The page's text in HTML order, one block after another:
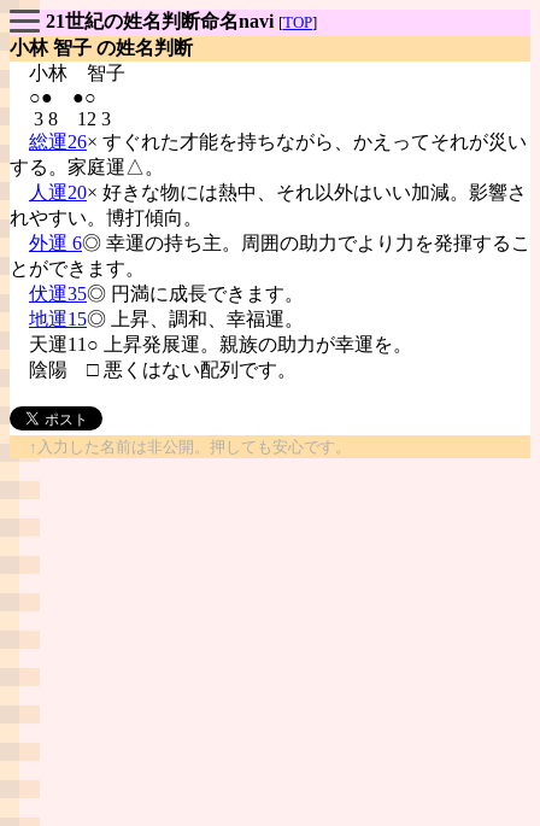
21世紀の姓名判断命名navi [TOP]
小林 智子 の姓名判断
小林 智子
○● ●○
3 8 12 3
総運26× すぐれた才能を持ちながら、かえってそれが災い
する。家庭運△。
人運20× 好きな物には熱中、それ以外はいい加減。影響さ
れやすい。博打傾向。
外運 6◎ 幸運の持ち主。周囲の助力でより力を発揮するこ
とができます。
伏運35◎ 円満に成長できます。
地運15◎ 上昇、調和、幸福運。
天運11○ 上昇発展運。親族の助力が幸運を。
陰陽 □ 悪くはない配列です。
↑入力した名前は非公開。押しても安心です。